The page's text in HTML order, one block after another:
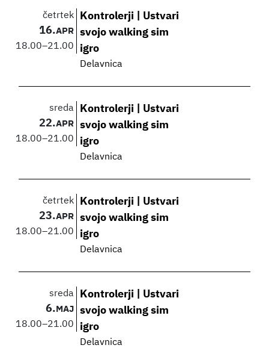
četrtek
16.APR
18.00–21.00
Kontrolerji | Ustvari
svojo walking sim
igro
Delavnica
sreda
22.APR
18.00–21.00
Kontrolerji | Ustvari
svojo walking sim
igro
Delavnica
četrtek
23.APR
18.00–21.00
Kontrolerji | Ustvari
svojo walking sim
igro
Delavnica
sreda
6. MAJ
18.00–21.00
Kontrolerji | Ustvari
svojo walking sim
igro
Delavnica